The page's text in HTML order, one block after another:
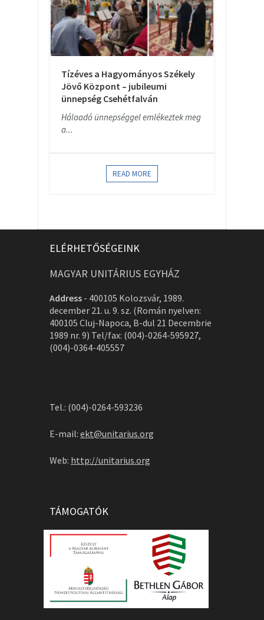
Tízéves a Hagyományos Székely
Jövő Központ – jubileumi
ünnepség Csehétfalván
Hálaadó ünnepséggel emlékeztek meg
a...
READ MORE
ELÉRHETŐSÉGEINK
MAGYAR UNITÁRIUS EGYHÁZ
Address - 400105 Kolozsvár, 1989.
december 21. u. 9. sz. (Román nyelven:
400105 Cluj-Napoca, B-dul 21 Decembrie
1989 nr. 9) Tel/fax: (004)-0264-595927,
(004)-0364-405557
Tel.: (004)-0264-593236
E-mail: ekt@unitarius.org
Web: http://unitarius.org
TÁMOGATÓK